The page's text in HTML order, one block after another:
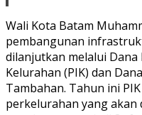
Wali Kota Batam
pembangunan
dilanjutkan melalui
Kelurahan (PIK) dan
Tambahan. Tahun ini
perkelurahan yang